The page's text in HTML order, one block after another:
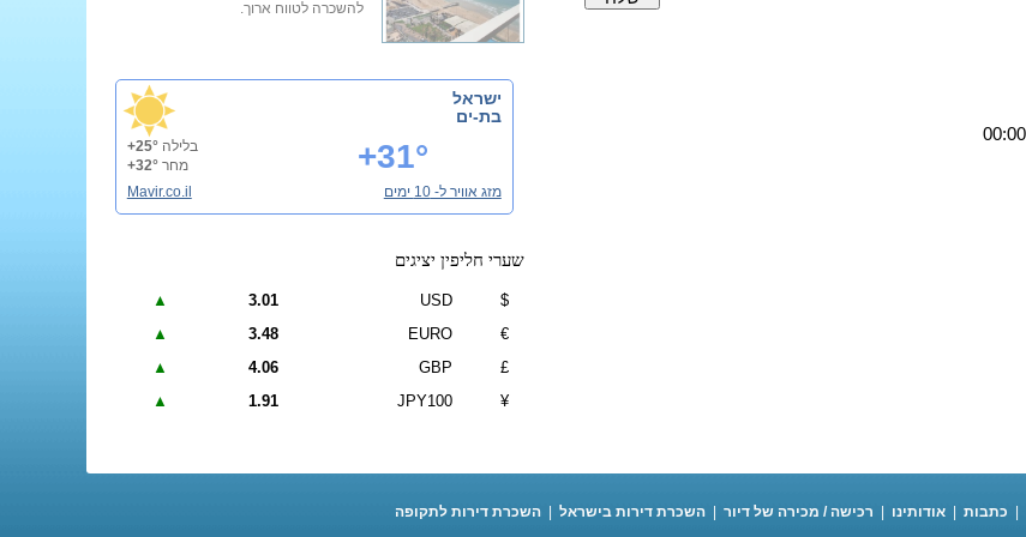
להשכרה לטווח ארוך.
ישראל
בת-ים
+31° בלילה+25°
מחר+32°
מזג אוויר ל- 10 ימים
Mavir.co.il
שערי חליפין יציגים
$
USD
3.01
▲
€
EURO
3.48
▲
£
GBP
4.06
▲
¥
JPY100
1.91
▲
כתבות אודותינו רכישה / מכירה של דיור השכרת דירות בישראל
השכרת דירות לתקופה